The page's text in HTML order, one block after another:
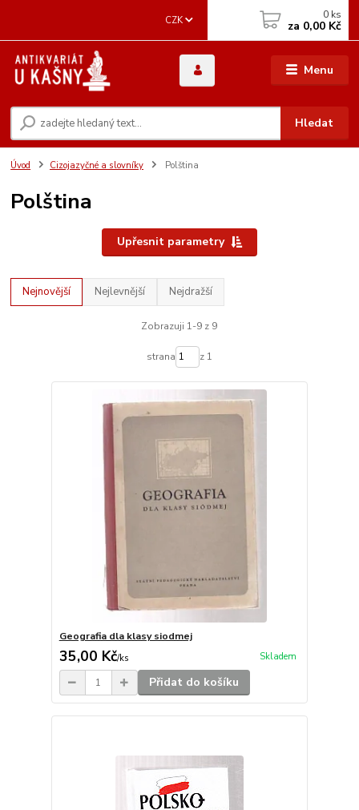
Menu
CZK
Hledat
0 ks
za 0,00 Kč
Úvod Cizojazyčné a slovníky Polština
Polština
Upřesnit parametry
Nejnovější Nejlevnější Nejdražší
Zobrazuji 1-9 z 9
strana z 1
Geografia dla klasy siodmej
35,00 Kč/ks Skladem
Přidat do košíku